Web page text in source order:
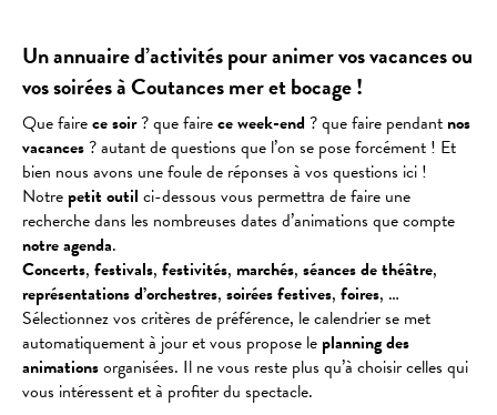
Un annuaire d’activités pour animer vos vacances ou
vos soirées à Coutances mer et bocage !
Que fairece soir? que fairece week-end ? que faire pendant nos
vacances? autant de questions que l’on se pose forcément ! Et
bien nous avons une foule de réponses à vos questions ici !
Notre petit outil ci-dessous vous permettra de faire une
recherche dans les nombreuses dates d’animations que compte
notre agenda.
Concerts, festivals, festivités, marchés, séancesdethéâtre,
représentationsd’orchestres, soiréesfestives, foires, …
Sélectionnez vos critères de préférence, le calendrier se met
automatiquement à jour et vous propose le planning des
animationsorganisées. Il ne vous reste plus qu’à choisir celles qui
vous intéressent et à profiter du spectacle.